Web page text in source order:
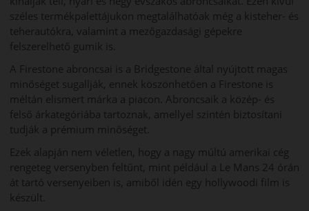
széles termékpalettájukon megtalálhatóak még a kisteher- és
teherautókra, valamint a mezőgazdasági gépekre
felszerelhető gumik is.
A Firestone abroncsai is a Bridgestone által nyújtott magas
minőséget sugallják, ennek köszönhetően a Firestone is
méltán elismert márka a piacon. Abroncsaik a közép- és
felső árkategóriába tartoznak, amellyel szintén biztosítani
tudják a prémium minőséget.
Ezek alapján nem véletlen, hogy a nagy múltú amerikai cég
rengeteg versenyben feltűnt, mint például a Le Mans 24 órán
át tartó versenyeiben is, amiből idén egy hollywoodi film is
készült.